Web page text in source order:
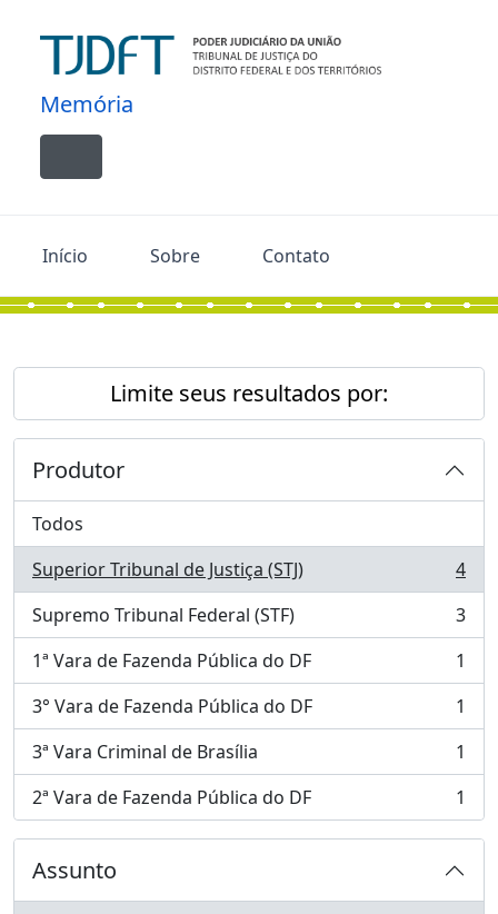
Memória
Toggle navigation
Início Sobre Contato
Limite seus resultados por:
Produtor
Todos
Superior Tribunal de Justiça (STJ)
, 4 resultados
4
Supremo Tribunal Federal (STF)
, 3 resultados
3
1ª Vara de Fazenda Pública do DF
, 1 resultados
1
3° Vara de Fazenda Pública do DF
, 1 resultados
1
3ª Vara Criminal de Brasília
, 1 resultados
1
2ª Vara de Fazenda Pública do DF
, 1 resultados 1
Assunto